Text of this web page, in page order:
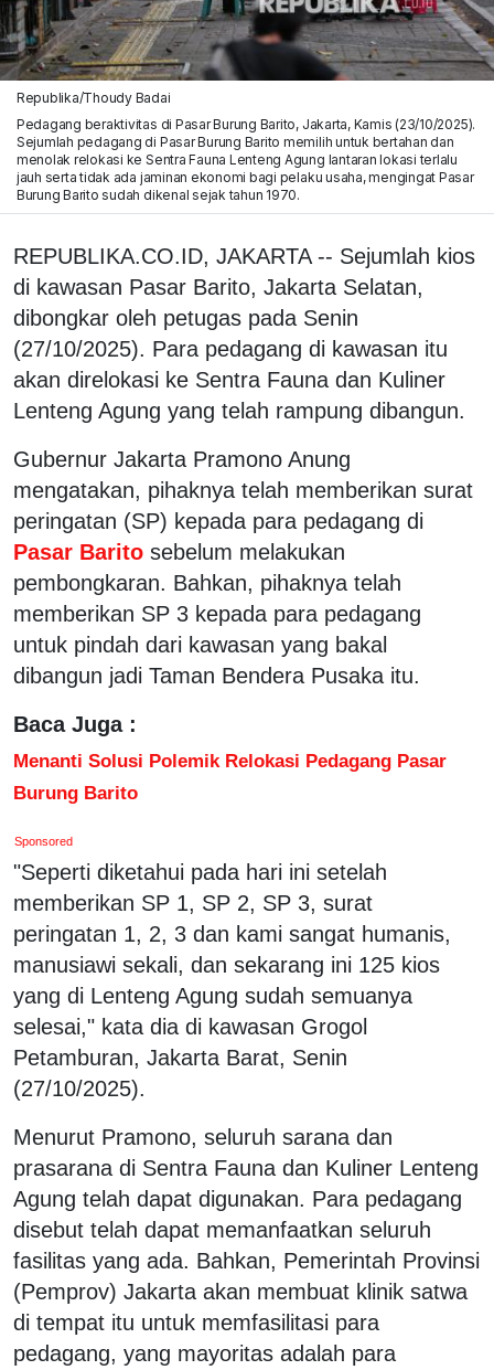
Republika/Thoudy Badai
Pedagang beraktivitas di Pasar Burung Barito, Jakarta, Kamis (23/10/2025).
Sejumlah pedagang di Pasar Burung Barito memilih untuk bertahan dan
menolak relokasi ke Sentra Fauna Lenteng Agung lantaran lokasi terlalu
jauh serta tidak ada jaminan ekonomi bagi pelaku usaha, mengingat Pasar
Burung Barito sudah dikenal sejak tahun 1970.
REPUBLIKA.CO.ID, JAKARTA -- Sejumlah kios
di kawasan Pasar Barito, Jakarta Selatan,
dibongkar oleh petugas pada Senin
(27/10/2025). Para pedagang di kawasan itu
akan direlokasi ke Sentra Fauna dan Kuliner
Lenteng Agung yang telah rampung dibangun.
Gubernur Jakarta Pramono Anung
mengatakan, pihaknya telah memberikan surat
peringatan (SP) kepada para pedagang di
Pasar Barito sebelum melakukan
pembongkaran. Bahkan, pihaknya telah
memberikan SP 3 kepada para pedagang
untuk pindah dari kawasan yang bakal
dibangun jadi Taman Bendera Pusaka itu.
Baca Juga :
Menanti Solusi Polemik Relokasi Pedagang Pasar
Burung Barito
Sponsored
"Seperti diketahui pada hari ini setelah
memberikan SP 1, SP 2, SP 3, surat
peringatan 1, 2, 3 dan kami sangat humanis,
manusiawi sekali, dan sekarang ini 125 kios
yang di Lenteng Agung sudah semuanya
selesai," kata dia di kawasan Grogol
Petamburan, Jakarta Barat, Senin
(27/10/2025).
Menurut Pramono, seluruh sarana dan
prasarana di Sentra Fauna dan Kuliner Lenteng
Agung telah dapat digunakan. Para pedagang
disebut telah dapat memanfaatkan seluruh
fasilitas yang ada. Bahkan, Pemerintah Provinsi
(Pemprov) Jakarta akan membuat klinik satwa
di tempat itu untuk memfasilitasi para
pedagang, yang mayoritas adalah para